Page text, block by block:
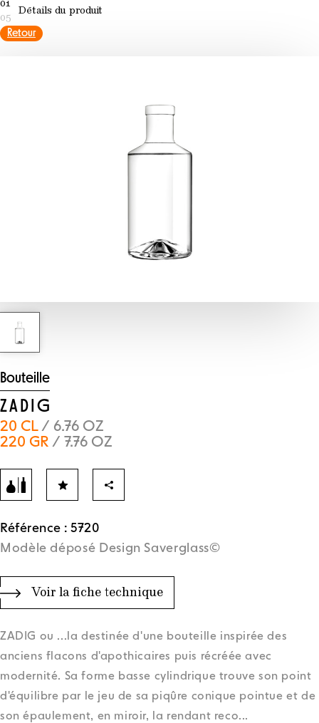
01
05
Détails du produit
Retour
Bouteille
ZADIG
20 CL/ 6.76 OZ
220 GR / 7.76 OZ
Référence : 5720
Modèle déposé Design Saverglass©
Voir la fiche technique
ZADIG ou ...la destinée d'une bouteille inspirée des
anciens flacons d'apothicaires puis récréée avec
modernité. Sa forme basse cylindrique trouve son point
d'équilibre par le jeu de sa piqûre conique pointue et de
son épaulement, en miroir, la rendant reco...